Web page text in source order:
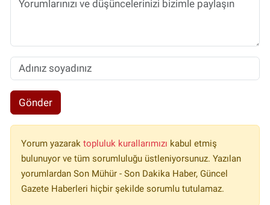
Gönder
Yorum yazarak topluluk kurallarımızı kabul etmiş
bulunuyor ve tüm sorumluluğu üstleniyorsunuz. Yazılan
yorumlardan Son Mühür - Son Dakika Haber, Güncel
Gazete Haberleri hiçbir şekilde sorumlu tutulamaz.